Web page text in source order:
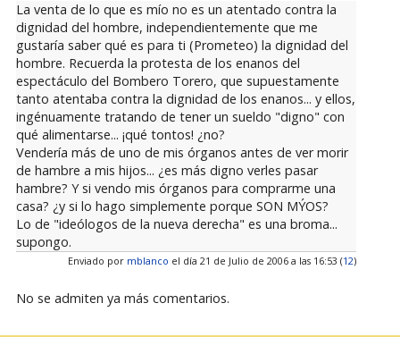
La venta de lo que es mío no es un atentado contra la
dignidad del hombre, independientemente que me
gustaría saber qué es para ti (Prometeo) la dignidad del
hombre. Recuerda la protesta de los enanos del
espectáculo del Bombero Torero, que supuestamente
tanto atentaba contra la dignidad de los enanos... y ellos,
ingénuamente tratando de tener un sueldo "digno" con
qué alimentarse... ¡qué tontos! ¿no?
Vendería más de uno de mis órganos antes de ver morir
de hambre a mis hijos... ¿es más digno verles pasar
hambre? Y si vendo mis órganos para comprarme una
casa? ¿y si lo hago simplemente porque SON MÝOS?
Lo de "ideólogos de la nueva derecha" es una broma...
supongo.
Enviado por mblanco el día 21 de Julio de 2006 a las 16:53 (12)
No se admiten ya más comentarios.